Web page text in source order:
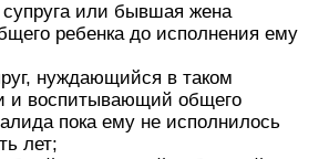
или бывшая жена
ребенка до исполнения ему
нуждающийся в таком
и воспитывающий общего
пока ему не исполнилось
лет;